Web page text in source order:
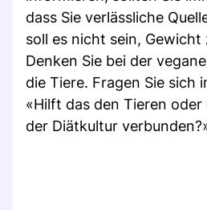
dass Sie verlässliche
soll es nicht sein, Gewicht
Denken Sie bei der
die Tiere. Fragen Sie sich
«Hilft das den Tieren
der Diätkultur